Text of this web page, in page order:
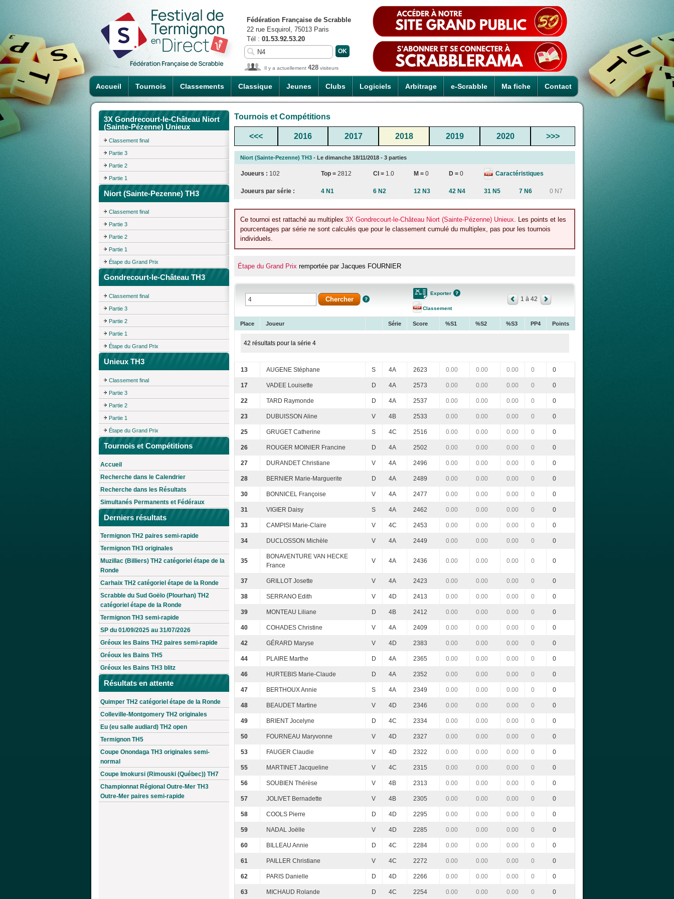
Accueil Tournois Classements Classique Jeunes Clubs Logiciels Arbitrage e-Scrabble Ma fiche Contact
Fédération Française de Scrabble
22 rue Esquirol, 75013 Paris
Tél : 01.53.92.53.20
Il y a actuellement 428 visiteurs
3X Gondrecourt-le-Château Niort
(Sainte-Pézenne) Unieux
Classement final
Partie 3
Partie 2
Partie 1
Niort (Sainte-Pezenne) TH3
Classement final
Partie 3
Partie 2
Partie 1
Étape du Grand Prix
Gondrecourt-le-Château TH3
Classement final
Partie 3
Partie 2
Partie 1
Étape du Grand Prix
Unieux TH3
Classement final
Partie 3
Partie 2
Partie 1
Étape du Grand Prix
Tournois et Compétitions
Accueil
Recherche dans le Calendrier
Recherche dans les Résultats
Simultanés Permanents et Fédéraux
Derniers résultats
Termignon TH2 paires semi-rapide
Termignon TH3 originales
Muzillac (Billiers) TH2 catégoriel étape de la
Ronde
Carhaix TH2 catégoriel étape de la Ronde
Scrabble du Sud Goëlo (Plourhan) TH2
catégoriel étape de la Ronde
Termignon TH3 semi-rapide
SP du 01/09/2025 au 31/07/2026
Gréoux les Bains TH2 paires semi-rapide
Gréoux les Bains TH5
Gréoux les Bains TH3 blitz
Résultats en attente
Quimper TH2 catégoriel étape de la Ronde
Colleville-Montgomery TH2 originales
Eu (eu salle audiard) TH2 open
Termignon TH5
Coupe Onondaga TH3 originales semi-
normal
Coupe Imokursi (Rimouski (Québec)) TH7
Championnat Régional Outre-Mer TH3
Outre-Mer paires semi-rapide
Tournois et Compétitions
<<< 2016 2017 2018 2019 2020 >>>
Niort (Sainte-Pezenne) TH3 - Le dimanche 18/11/2018 - 3 parties
Joueurs : 102 Top = 2812 CI = 1.0 M = 0 D = 0 Caractéristiques
Joueurs par série : 4 N1 6 N2 12 N3 42 N4 31 N5 7 N6 0 N7
Ce tournoi est rattaché au multiplex 3X Gondrecourt-le-Château Niort (Sainte-Pézenne) Unieux. Les points et les
pourcentages par série ne sont calculés que pour le classement cumulé du multiplex, pas pour les tournois
individuels.
Étape du Grand Prix remportée par Jacques FOURNIER
Exporter
Classement
1 à 42
Place Joueur Série Score %S1 %S2 %S3 PP4 Points
42 résultats pour la série 4
13 AUGENE Stéphane S 4A 2623 0.00 0.00 0.00 0 0
17 VADEE Louisette D 4A 2573 0.00 0.00 0.00 0 0
22 TARD Raymonde D 4A 2537 0.00 0.00 0.00 0 0
23 DUBUISSON Aline V 4B 2533 0.00 0.00 0.00 0 0
25 GRUGET Catherine S 4C 2516 0.00 0.00 0.00 0 0
26 ROUGER MOINIER Francine D 4A 2502 0.00 0.00 0.00 0 0
27 DURANDET Christiane V 4A 2496 0.00 0.00 0.00 0 0
28 BERNIER Marie-Marguerite D 4A 2489 0.00 0.00 0.00 0 0
30 BONNICEL Françoise V 4A 2477 0.00 0.00 0.00 0 0
31 VIGIER Daisy S 4A 2462 0.00 0.00 0.00 0 0
33 CAMPISI Marie-Claire V 4C 2453 0.00 0.00 0.00 0 0
34 DUCLOSSON Michèle V 4A 2449 0.00 0.00 0.00 0 0
35
BONAVENTURE VAN HECKE
France
V 4A 2436 0.00 0.00 0.00 0 0
37 GRILLOT Josette V 4A 2423 0.00 0.00 0.00 0 0
38 SERRANO Edith V 4D 2413 0.00 0.00 0.00 0 0
39 MONTEAU Liliane D 4B 2412 0.00 0.00 0.00 0 0
40 COHADES Christine V 4A 2409 0.00 0.00 0.00 0 0
42 GÉRARD Maryse V 4D 2383 0.00 0.00 0.00 0 0
44 PLAIRE Marthe D 4A 2365 0.00 0.00 0.00 0 0
46 HURTEBIS Marie-Claude D 4A 2352 0.00 0.00 0.00 0 0
47 BERTHOUX Annie S 4A 2349 0.00 0.00 0.00 0 0
48 BEAUDET Martine V 4D 2346 0.00 0.00 0.00 0 0
49 BRIENT Jocelyne D 4C 2334 0.00 0.00 0.00 0 0
50 FOURNEAU Maryvonne V 4D 2327 0.00 0.00 0.00 0 0
53 FAUGER Claudie V 4D 2322 0.00 0.00 0.00 0 0
55 MARTINET Jacqueline V 4C 2315 0.00 0.00 0.00 0 0
56 SOUBIEN Thérèse V 4B 2313 0.00 0.00 0.00 0 0
57 JOLIVET Bernadette V 4B 2305 0.00 0.00 0.00 0 0
58 COOLS Pierre D 4D 2295 0.00 0.00 0.00 0 0
59 NADAL Joëlle V 4D 2285 0.00 0.00 0.00 0 0
60 BILLEAU Annie D 4C 2284 0.00 0.00 0.00 0 0
61 PAILLER Christiane V 4C 2272 0.00 0.00 0.00 0 0
62 PARIS Danielle D 4D 2266 0.00 0.00 0.00 0 0
63 MICHAUD Rolande D 4C 2254 0.00 0.00 0.00 0 0